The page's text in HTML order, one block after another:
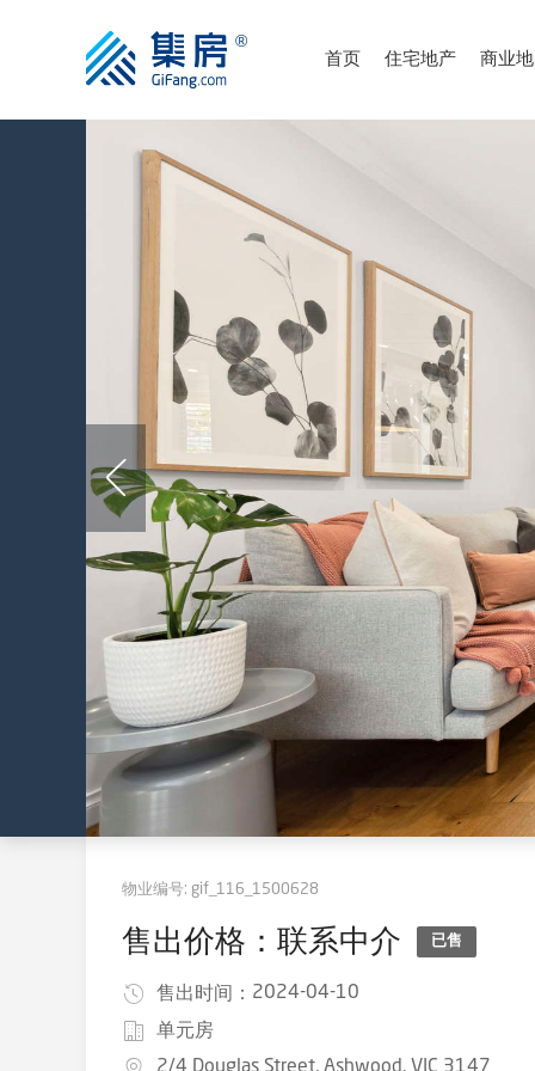
首页 住宅地产 商业
物业编号: gif_116_1500628
售出价格：联系中介 已售
售出时间： 2024-04-10
单元房